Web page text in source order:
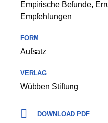
Empirische Befunde,
Empfehlungen
FORM
Aufsatz
VERLAG
Wübben Stiftung
DOWNLOAD PDF